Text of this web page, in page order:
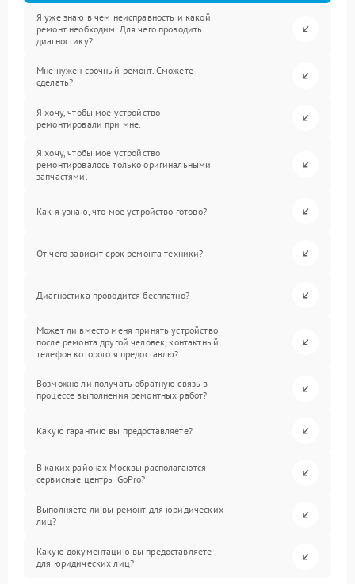
Я уже знаю в чем неисправность и какой
ремонт необходим. Для чего проводить
диагностику?
Мне нужен срочный ремонт. Сможете
сделать?
Я хочу, чтобы мое устройство
ремонтировали при мне.
Я хочу, чтобы мое устройство
ремонтировалось только оригинальными
запчастями.
Как я узнаю, что мое устройство готово?
От чего зависит срок ремонта техники?
Диагностика проводится бесплатно?
Может ли вместо меня принять устройство
после ремонта другой человек, контактный
телефон которого я предоставлю?
Возможно ли получать обратную связь в
процессе выполнения ремонтных работ?
Какую гарантию вы предоставляете?
В каких районах Москвы располагаются
сервисные центры GoPro?
Выполняете ли вы ремонт для юридических
лиц?
Какую документацию вы предоставляете
для юридических лиц?